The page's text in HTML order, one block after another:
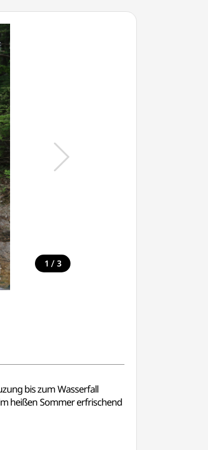
1 / 3
bis zum Wasserfall
heißen Sommer erfrischend